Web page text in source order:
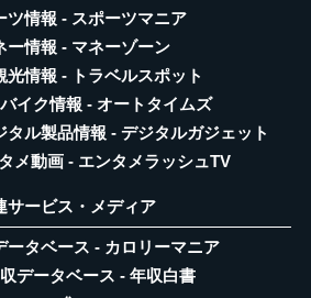
ツ情報 - スポーツマニア
ー情報 - マネーゾーン
光情報 - トラベルスポット
イク情報 - オートタイムズ
タル製品情報 - デジタルガジェット
メ動画 - エンタメラッシュTV
サービス・メディア
ータベース - カロリーマニア
データベース - 年収白書